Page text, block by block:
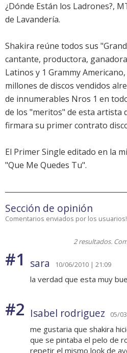
¿Dónde Están los Ladrones?,
de Lavandería.
Shakira reúne todos sus
cantante, productora,
Latinos y 1 Grammy
millones de discos vendidos
de innumerables Nros 1 en
de los "meritos" de esta artista
firmara su primer contrato
El Primer Single editado en la
"Que Me Quedes Tu".
Sección de opinión
Comentarios enviados por los usuarios!
2 resultados.
#1 sara 10/06/2010 | 21:09
la verdad que esta muy
#2 Isabel rodriguez 05/
me gustaria que shakira
que se pintaba el pelo de
repetir el mismo look de